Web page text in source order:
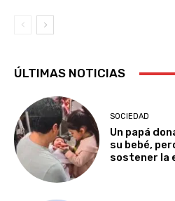
ÚLTIMAS NOTICIAS
SOCIEDAD
Un papá
su bebé,
sostener la